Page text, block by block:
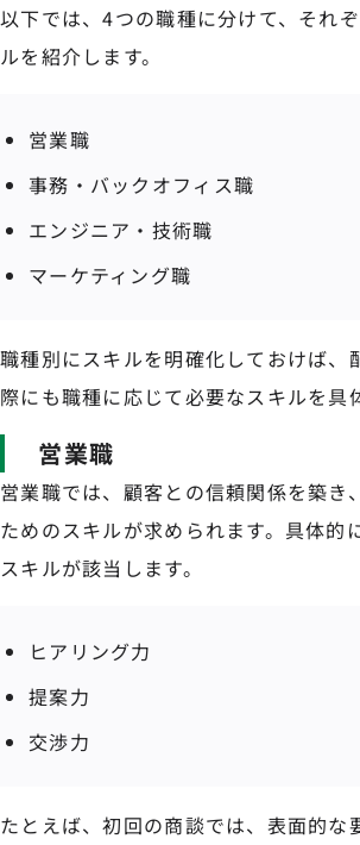
以下では、4つの職種に分けて、それ
ルを紹介します。
営業職
事務・バックオフィス職
エンジニア・技術職
マーケティング職
職種別にスキルを明確化しておけば、
際にも職種に応じて必要なスキルを具
営業職
営業職では、顧客との信頼関係を築き
ためのスキルが求められます。具体的
スキルが該当します。
ヒアリング力
提案力
交渉力
たとえば、初回の商談では、表面的な